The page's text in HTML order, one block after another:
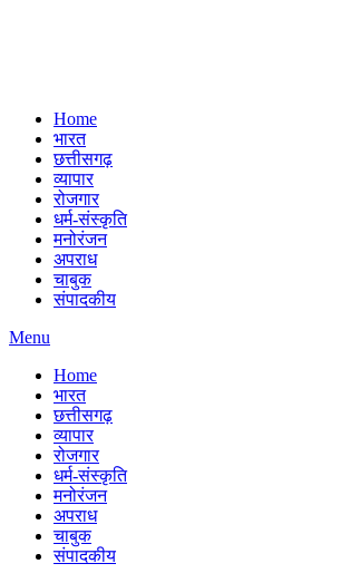
Home
भारत
छत्तीसगढ़
व्यापार
रोजगार
धर्म-संस्कृति
मनोरंजन
अपराध
चाबुक
संपादकीय
Menu
Home
भारत
छत्तीसगढ़
व्यापार
रोजगार
धर्म-संस्कृति
मनोरंजन
अपराध
चाबुक
संपादकीय